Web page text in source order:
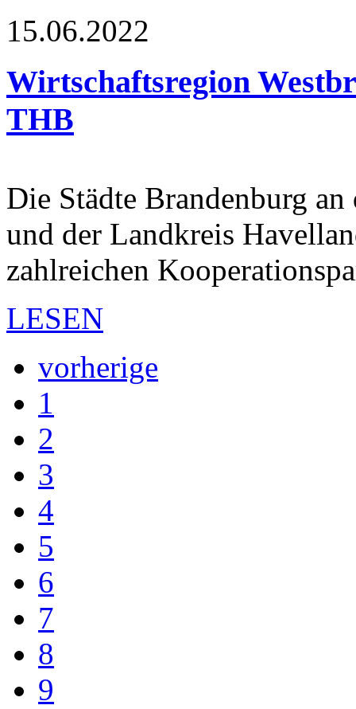
15.06.2022
Wirtschaftsregion
THB
Die Städte Brandenburg
und der Landkreis
zahlreichen
LESEN
vorherige
1
2
3
4
5
6
7
8
9